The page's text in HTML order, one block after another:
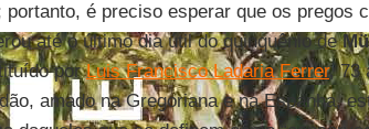
é preciso esperar que os pregos
até o último dia útil do quinquênio de
porLuis Francisco Ladaria Ferrer, 73
amado na Gregoriana e na Espanha,